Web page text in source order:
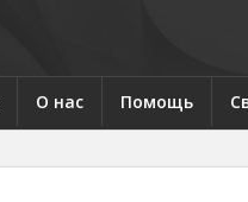
О нас Помощь